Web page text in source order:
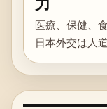
医療、保健、
日本外交は人